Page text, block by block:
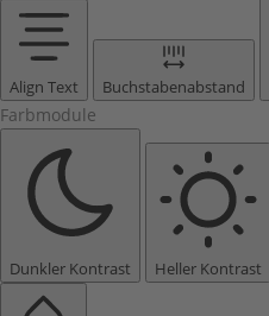
Align Text Buchstabenabstand
Farbmodule
Dunkler Kontrast Heller Kontrast